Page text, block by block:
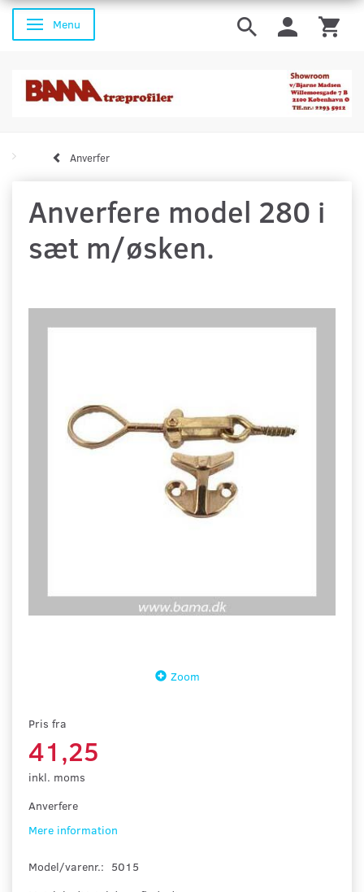
Skifte navigation
Menu
Anverfer
Anverfere model 280 i
sæt m/øsken.
Zoom
Pris fra
41,25
inkl. moms
Anverfere
Mere information
Model/varenr.: 5015